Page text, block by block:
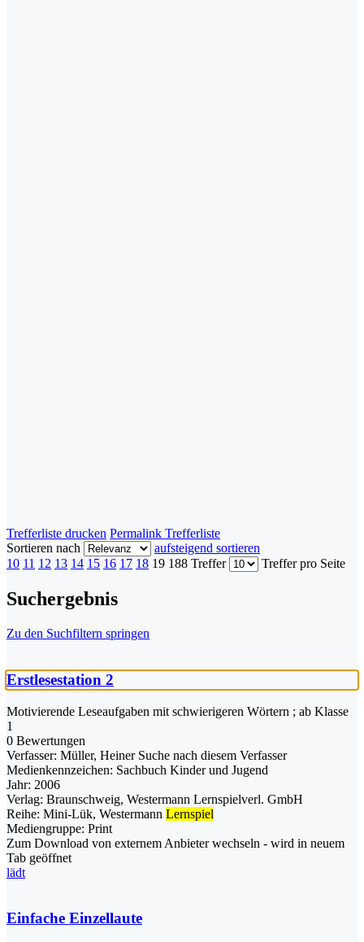
Trefferliste drucken Permalink Trefferliste
Sortieren nach
aufsteigend sortieren
10 11 12 13 14 15 16 17 18 19 188 Treffer Treffer pro Seite
Suchergebnis
Zu den Suchfiltern springen
Erstlesestation 2
Motivierende Leseaufgaben mit schwierigeren Wörtern ; ab Klasse
1
0 Bewertungen
Verfasser: Müller, Heiner Suche nach diesem Verfasser
Medienkennzeichen: Sachbuch Kinder und Jugend
Jahr: 2006
Verlag: Braunschweig, Westermann Lernspielverl. GmbH
Reihe: Mini-Lük, Westermann Lernspiel
Mediengruppe: Print
Zum Download von externem Anbieter wechseln - wird in neuem
Tab geöffnet
lädt
Einfache Einzellaute